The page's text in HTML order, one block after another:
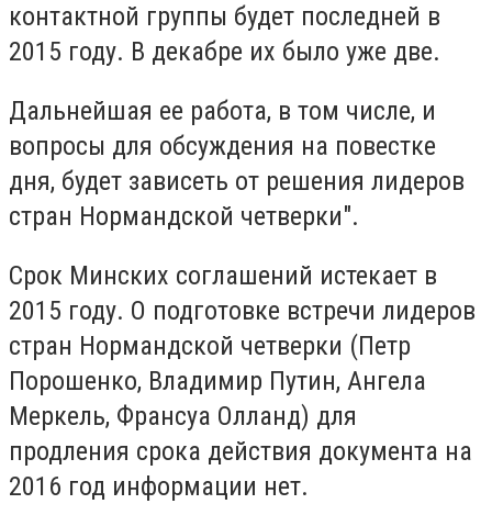
контактной группы будет последней в
2015 году. В декабре их было уже две.
Дальнейшая ее работа, в том числе, и
вопросы для обсуждения на повестке
дня, будет зависеть от решения лидеров
стран Нормандской четверки".
Срок Минских соглашений истекает в
2015 году. О подготовке встречи лидеров
стран Нормандской четверки (Петр
Порошенко, Владимир Путин, Ангела
Меркель, Франсуа Олланд) для
продления срока действия документа на
2016 год информации нет.